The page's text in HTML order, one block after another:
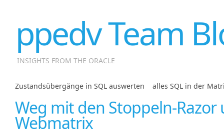
ppedv Team
INSIGHTS FROM THE ORACLE
Zustandsübergänge in SQL auswerten alles SQL in der
Weg mit den Stoppeln-Razor
Webmatrix